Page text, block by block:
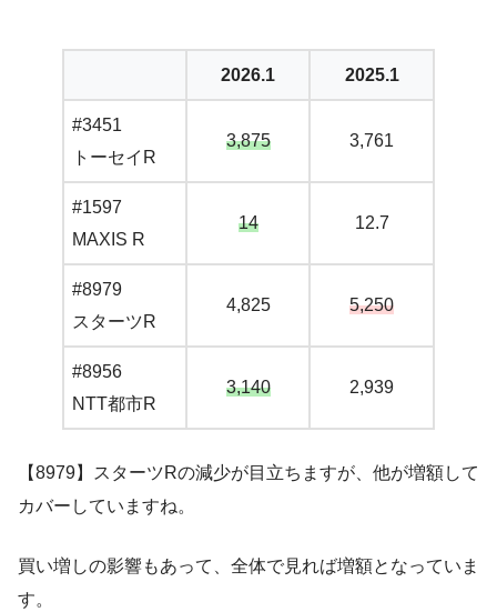
2026.1 2025.1
#3451
トーセイR
3,875 3,761
#1597
MAXIS R
14 12.7
#8979
スターツR
4,825 5,250
#8956
NTT都市R
3,140 2,939
【8979】スターツRの減少が目立ちますが、他が増額して
カバーしていますね。
買い増しの影響もあって、全体で見れば増額となっていま
す。